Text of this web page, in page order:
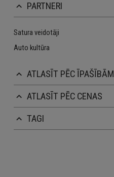
keyboard_arrow_up PARTNERI
Satura veidotāji
Auto kultūra
keyboard_arrow_up ATLASĪT PĒC ĪPAŠĪBĀM
keyboard_arrow_up ATLASĪT PĒC CENAS
keyboard_arrow_up TAGI